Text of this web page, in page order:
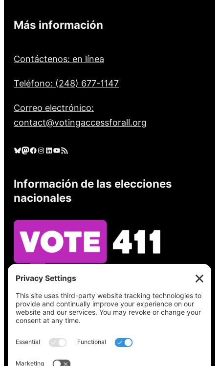
Más información
Contáctenos: en línea
Teléfono: (248) 677-1147
Correo electrónico:
contact@votingaccessforall.org
Cielo azul Mastodonte Facebook Instagram LinkedIn YouTube Feed RSS
Información de las elecciones
nacionales
Vea lo que hay en su boleta, encuentre su
lugar de votación, verifique el estado de su
registro y obtenga toda la información
electoral que necesita enVote411.org.
Por favor no utilice: